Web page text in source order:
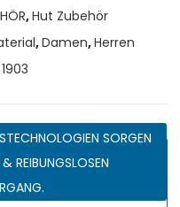
,Hut Zubehör
,Damen,Herren
SORGEN
REIBUNGSLOSEN